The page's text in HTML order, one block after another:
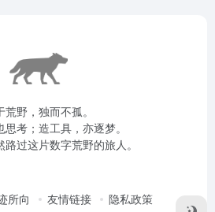
荒野，独而不孤。
考；造工具，亦逐梦。
过这片数字荒野的旅人。
所向 友情链接 隐私政策